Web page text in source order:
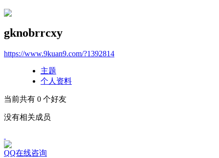
gknobrrcxy
https://www.9kuan9.com/?1392814
主题
个人资料
当前共有 0 个好友
没有相关成员
QQ在线咨询